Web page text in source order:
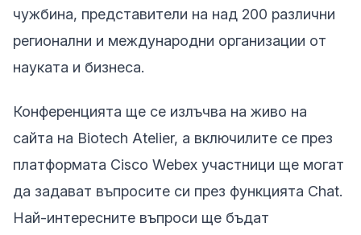
чужбина, представители на над 200 различни
регионални и международни организации от
науката и бизнеса.
Конференцията ще се излъчва на живо на
сайта на Biotech Atelier, а включилите се през
платформата Cisco Webex участници ще могат
да задават въпросите си през функцията Chat.
Най-интересните въпроси ще бъдат